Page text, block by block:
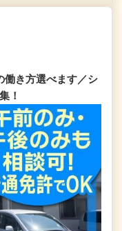
働き方選べます／シ
！